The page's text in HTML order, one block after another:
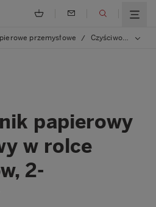
przemysłowe / Czyściwo papierowe
papierowy
w rolce
2-